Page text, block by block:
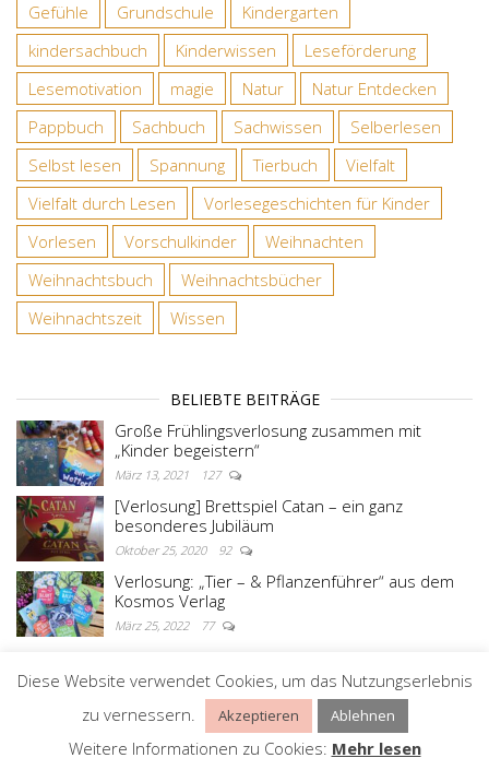
Gefühle
Grundschule
Kindergarten
kindersachbuch
Kinderwissen
Leseförderung
Lesemotivation
magie Natur
Natur Entdecken
Pappbuch
Sachbuch Sachwissen
Selberlesen
Selbst lesen
Spannung Tierbuch
Vielfalt
Vielfalt durch Lesen
Vorlesegeschichten für Kinder
Vorlesen
Vorschulkinder
Weihnachten
Weihnachtsbuch
Weihnachtsbücher
Weihnachtszeit
Wissen
BELIEBTE BEITRÄGE
Große Frühlingsverlosung zusammen mit
„Kinder begeistern“
März 13, 2021 127
[Verlosung] Brettspiel Catan – ein ganz
besonderes Jubiläum
Oktober 25, 2020 92
Verlosung: „Tier – & Pflanzenführer“ aus dem
Kosmos Verlag
März 25, 2022 77
Stolz präsentiert vonWordPress|Theme:Master
Blog
Diese Website verwendet Cookies, um das Nutzungserlebnis
zu vernessern.
Akzeptieren Ablehnen
Weitere Informationen zu Cookies: Mehr lesen